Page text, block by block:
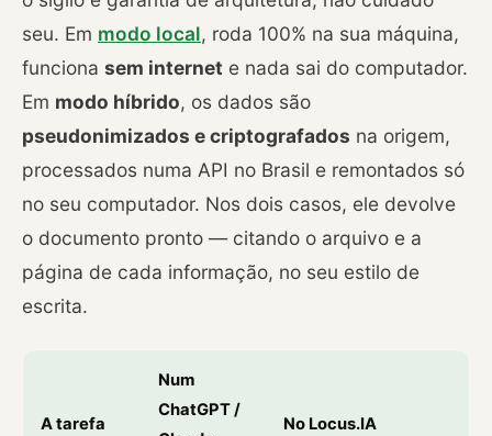
seu. Em modo local, roda 100% na sua máquina,
funciona sem internet e nada sai do computador.
Em modo híbrido, os dados são
pseudonimizados e criptografados na origem,
processados numa API no Brasil e remontados só
no seu computador. Nos dois casos, ele devolve
o documento pronto — citando o arquivo e a
página de cada informação, no seu estilo de
escrita.
A tarefa
Num
ChatGPT /
No Locus.IA